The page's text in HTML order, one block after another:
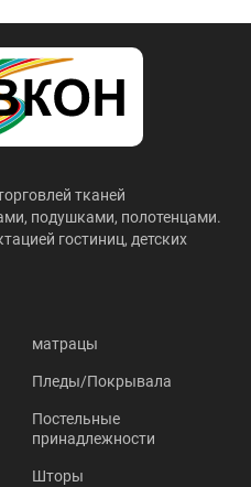
тканей
подушками, полотенцами.
гостиниц, детских
матрацы
Пледы/Покрывала
Постельные
принадлежности
Шторы